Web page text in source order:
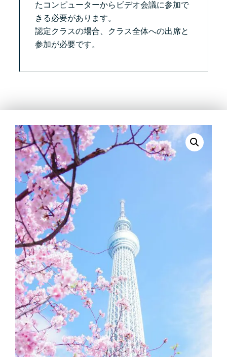
たコンピューターからビデオ会議に参加で
きる必要があります。
認定クラスの場合、クラス全体への出席と
参加が必要です。